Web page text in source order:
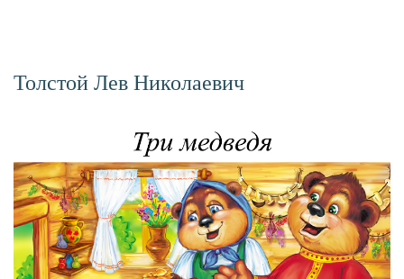
Толстой Лев Николаевич